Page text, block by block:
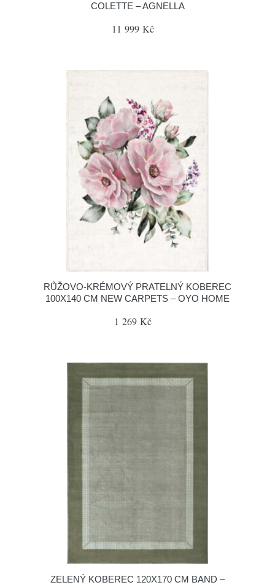
COLETTE – AGNELLA
11 999 Kč
RŮŽOVO-KRÉMOVÝ PRATELNÝ KOBEREC
100X140 CM NEW CARPETS – OYO HOME
1 269 Kč
ZELENÝ KOBEREC 120X170 CM BAND –